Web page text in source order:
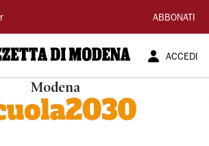
ABBONATI
ACCEDI
Modena